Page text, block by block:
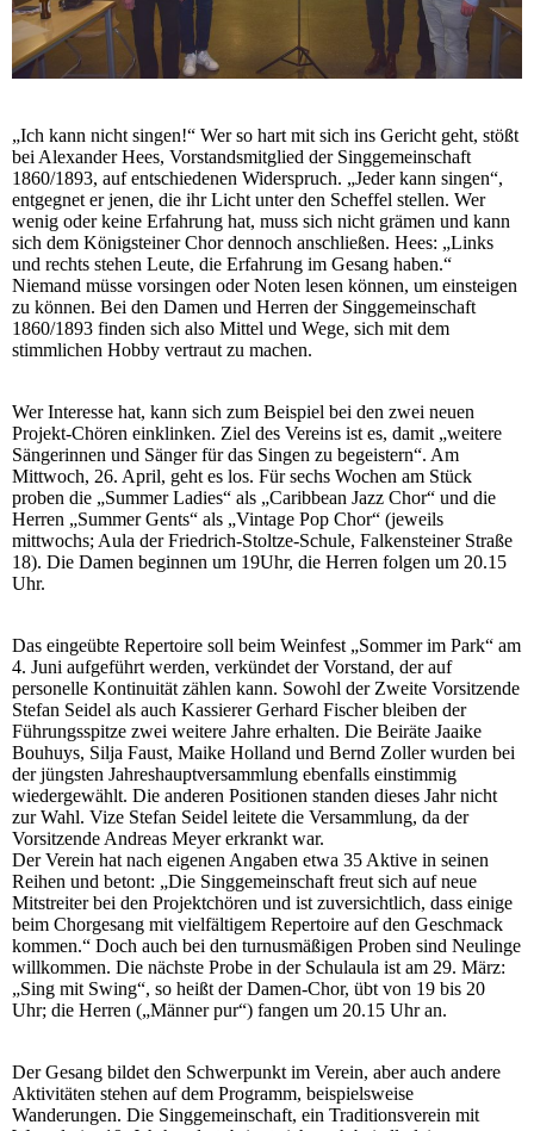
„Ich kann nicht singen!“ Wer so hart mit sich ins Gericht geht, stößt
bei Alexander Hees, Vorstandsmitglied der Singgemeinschaft
1860/1893, auf entschiedenen Widerspruch. „Jeder kann singen“,
entgegnet er jenen, die ihr Licht unter den Scheffel stellen. Wer
wenig oder keine Erfahrung hat, muss sich nicht grämen und kann
sich dem Königsteiner Chor dennoch anschließen. Hees: „Links
und rechts stehen Leute, die Erfahrung im Gesang haben.“
Niemand müsse vorsingen oder Noten lesen können, um einsteigen
zu können. Bei den Damen und Herren der Singgemeinschaft
1860/1893 finden sich also Mittel und Wege, sich mit dem
stimmlichen Hobby vertraut zu machen.
Wer Interesse hat, kann sich zum Beispiel bei den zwei neuen
Projekt-Chören einklinken. Ziel des Vereins ist es, damit „weitere
Sängerinnen und Sänger für das Singen zu begeistern“. Am
Mittwoch, 26. April, geht es los. Für sechs Wochen am Stück
proben die „Summer Ladies“ als „Caribbean Jazz Chor“ und die
Herren „Summer Gents“ als „Vintage Pop Chor“ (jeweils
mittwochs; Aula der Friedrich-Stoltze-Schule, Falkensteiner Straße
18). Die Damen beginnen um 19Uhr, die Herren folgen um 20.15
Uhr.
Das eingeübte Repertoire soll beim Weinfest „Sommer im Park“ am
4. Juni aufgeführt werden, verkündet der Vorstand, der auf
personelle Kontinuität zählen kann. Sowohl der Zweite Vorsitzende
Stefan Seidel als auch Kassierer Gerhard Fischer bleiben der
Führungsspitze zwei weitere Jahre erhalten. Die Beiräte Jaaike
Bouhuys, Silja Faust, Maike Holland und Bernd Zoller wurden bei
der jüngsten Jahreshauptversammlung ebenfalls einstimmig
wiedergewählt. Die anderen Positionen standen dieses Jahr nicht
zur Wahl. Vize Stefan Seidel leitete die Versammlung, da der
Vorsitzende Andreas Meyer erkrankt war.
Der Verein hat nach eigenen Angaben etwa 35 Aktive in seinen
Reihen und betont: „Die Singgemeinschaft freut sich auf neue
Mitstreiter bei den Projektchören und ist zuversichtlich, dass einige
beim Chorgesang mit vielfältigem Repertoire auf den Geschmack
kommen.“ Doch auch bei den turnusmäßigen Proben sind Neulinge
willkommen. Die nächste Probe in der Schulaula ist am 29. März:
„Sing mit Swing“, so heißt der Damen-Chor, übt von 19 bis 20
Uhr; die Herren („Männer pur“) fangen um 20.15 Uhr an.
Der Gesang bildet den Schwerpunkt im Verein, aber auch andere
Aktivitäten stehen auf dem Programm, beispielsweise
Wanderungen. Die Singgemeinschaft, ein Traditionsverein mit